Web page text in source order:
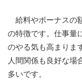
給料やボーナスの
の特徴です。仕事量
のやる気も高まりま
人間関係も良好な場
多いです。